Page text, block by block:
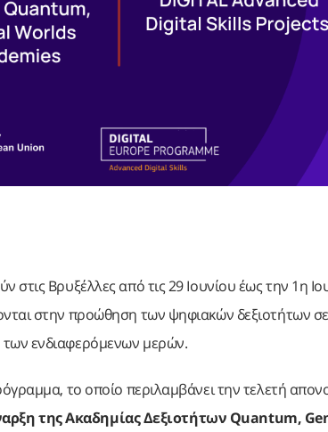
Βρυξέλλες από τις 29 Ιουνίου έως την 1η
στην προώθηση των ψηφιακών δεξιοτήτων σε
ενδιαφερόμενων μερών.
το οποίο περιλαμβάνει την τελετή
της Ακαδημίας Δεξιοτήτων Quantum,